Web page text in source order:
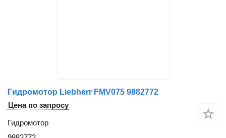
Гидромотор Liebherr FMV075 9882772
Цена по запросу
Гидромотор